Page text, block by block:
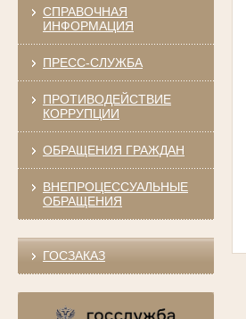
СПРАВОЧНАЯ
ИНФОРМАЦИЯ
ПРЕСС-СЛУЖБА
ПРОТИВОДЕЙСТВИЕ
КОРРУПЦИИ
ОБРАЩЕНИЯ ГРАЖДАН
ВНЕПРОЦЕССУАЛЬНЫЕ
ОБРАЩЕНИЯ
ГОСЗАКАЗ